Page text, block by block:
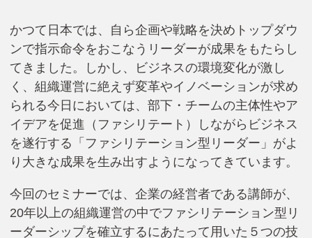
かつて日本では、自ら企画や戦略を決めトップダウ
ンで指示命令をおこなうリーダーが成果をもたらし
てきました。しかし、ビジネスの環境変化が激し
く、組織運営に絶えず変革やイノベーションが求め
られる今日においては、部下・チームの主体性やア
イデアを促進（ファシリテート）しながらビジネス
を遂行する「ファシリテーション型リーダー」がよ
り大きな成果を生み出すようになってきています。
今回のセミナーでは、企業の経営者である講師が、
20年以上の組織運営の中でファシリテーション型リ
ーダーシップを確立するにあたって用いた５つの技